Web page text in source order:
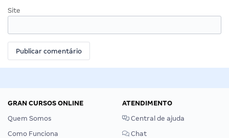
Site
GRAN CURSOS ONLINE
Quem Somos
Como Funciona
ATENDIMENTO
Central de ajuda
Chat